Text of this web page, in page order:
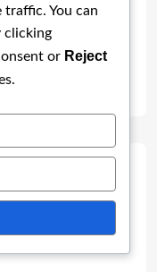
traffic. You can
clicking
or Reject